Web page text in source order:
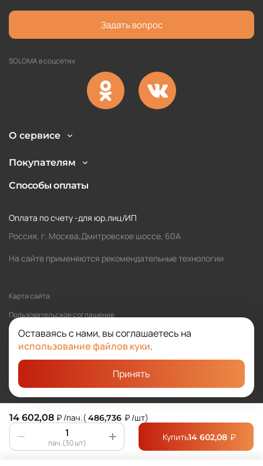
14 602,08 ₽ /пач.(486,736 ₽ /шт)
пач.(30 шт)
Купить14 602,08 ₽
Оставаясь с нами, вы соглашаетесь на
использование файлов куки.
Принять
Задать вопрос
SOLOMA в соцсетях
О сервисе
Покупателям
Способы оплаты
Оплата по счету -для юр.лиц/ИП
Россия, г. Москва,Дмитровское шоссе, 60А
На сайте применяются рекомендательные технологии
Карта сайта
Политика обработки персональных данных
Пользовательское соглашение